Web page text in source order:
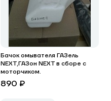
Бачок омывателя ГАЗель
NEXT,ГАЗон NEXT в сборе с
моторчиком.
890 ₽